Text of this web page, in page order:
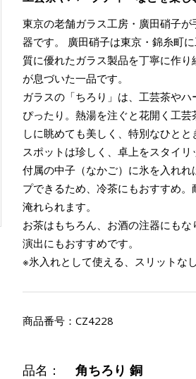
東京の老舗ガラス工房・廣田硝子
器です。 廣田硝子は東京・錦糸町
質に優れたガラス製品を丁寧に作
が息づいた一品です。
ガラスの「ちろり」は、工芸茶や
ぴったり。熱湯を注ぐと花開く工
しに眺めても美しく、特別なひと
スポットは珍しく、卓上をスタイリ
付属の中子（なかご）に氷を入れ
プできるため、冷茶にもおすすめ
淹れられます。
お茶はもちろん、お酒の注器にも
演出にもおすすめです。
※氷入れとして使える、スリットな
商品番号： CZ4228
品名： 角ちろり 銅